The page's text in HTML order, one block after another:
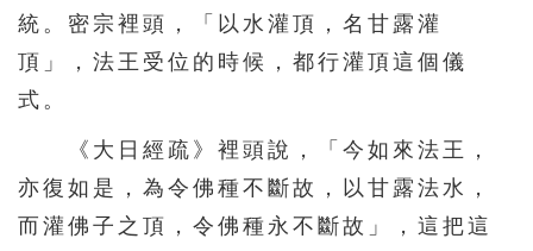
統。密宗裡頭，「以水灌頂，名甘露灌
頂」，法王受位的時候，都行灌頂這個儀
式。
《大日經疏》裡頭說，「今如來法王，
亦復如是，為令佛種不斷故，以甘露法水，
而灌佛子之頂，令佛種永不斷故」，這把這